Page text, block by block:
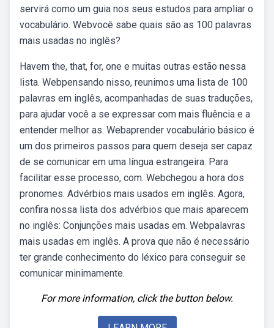
servirá como um guia nos seus estudos para ampliar o
vocabulário. Webvocê sabe quais são as 100 palavras
mais usadas no inglês?
Havem the, that, for, one e muitas outras estão nessa
lista. Webpensando nisso, reunimos uma lista de 100
palavras em inglês, acompanhadas de suas traduções,
para ajudar você a se expressar com mais fluência e a
entender melhor as. Webaprender vocabulário básico é
um dos primeiros passos para quem deseja ser capaz
de se comunicar em uma língua estrangeira. Para
facilitar esse processo, com. Webchegou a hora dos
pronomes. Advérbios mais usados em inglês. Agora,
confira nossa lista dos advérbios que mais aparecem
no inglês: Conjunções mais usadas em. Webpalavras
mais usadas em inglês. A prova que não é necessário
ter grande conhecimento do léxico para conseguir se
comunicar minimamente.
For more information, click the button below.